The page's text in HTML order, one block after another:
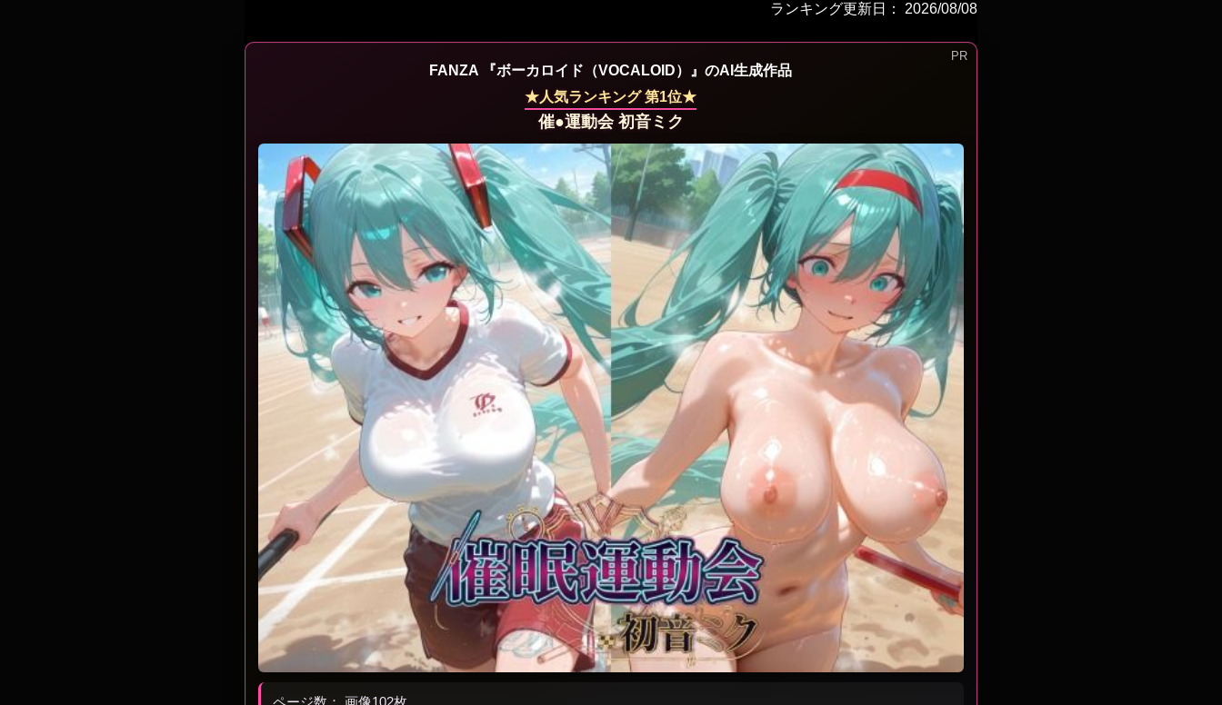
ランキング更新日： 2026/08/08
FANZA 『ボーカロイド（VOCALOID）』のAI生成作品
★人気ランキング 第1位★
催●運動会 初音ミク